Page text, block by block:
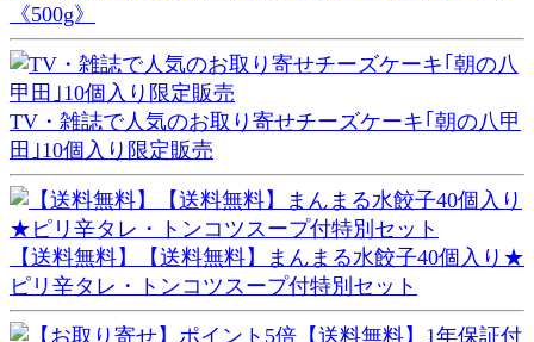
《500g》
TV・雑誌で人気のお取り寄せチーズケーキ｢朝の八甲
田｣10個入り限定販売
【送料無料】【送料無料】まんまる水餃子40個入り★
ピリ辛タレ・トンコツスープ付特別セット